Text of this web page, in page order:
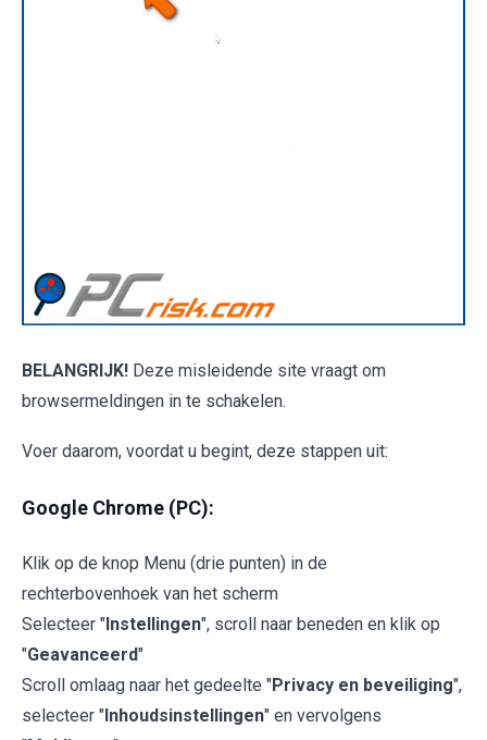
BELANGRIJK! Deze misleidende site vraagt om
browsermeldingen in te schakelen.
Voer daarom, voordat u begint, deze stappen uit:
Google Chrome (PC):
Klik op de knop Menu (drie punten) in de
rechterbovenhoek van het scherm
Selecteer "Instellingen", scroll naar beneden en klik op
"Geavanceerd"
Scroll omlaag naar het gedeelte "Privacy en beveiliging",
selecteer "Inhoudsinstellingen" en vervolgens